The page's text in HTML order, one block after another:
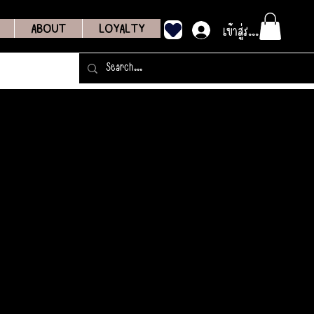
ABOUT LOYALTY เข้าสู่ระบบ